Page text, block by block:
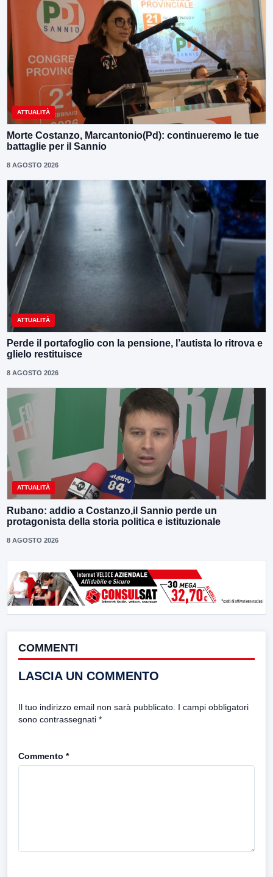
ATTUALITÀ
Morte Costanzo, Marcantonio(Pd): continueremo le tue
battaglie per il Sannio
8 AGOSTO 2026
ATTUALITÀ
Perde il portafoglio con la pensione, l’autista lo ritrova e
glielo restituisce
8 AGOSTO 2026
ATTUALITÀ
Rubano: addio a Costanzo,il Sannio perde un
protagonista della storia politica e istituzionale
8 AGOSTO 2026
COMMENTI
LASCIA UN COMMENTO
Il tuo indirizzo email non sarà pubblicato. I campi obbligatori
sono contrassegnati *
Commento *